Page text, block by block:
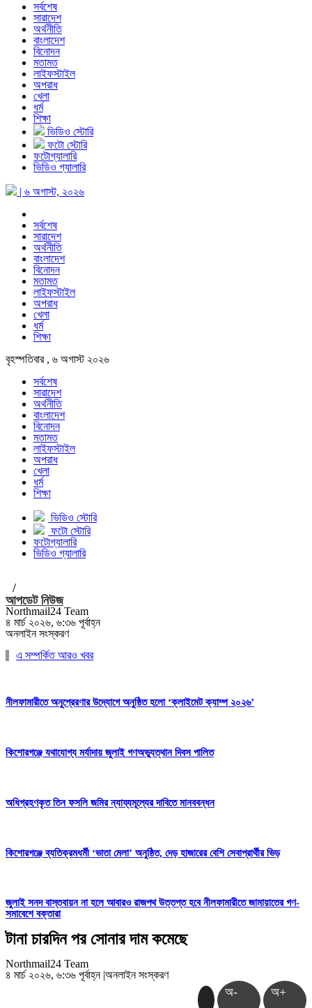
সর্বশেষ
সারাদেশ
অর্থনীতি
বাংলাদেশ
বিনোদন
মতামত
লাইফস্টাইল
অপরাধ
খেলা
ধর্ম
শিক্ষা
ভিডিও স্টোরি
ফটো স্টোরি
ফটোগ্যালারি
ভিডিও গ্যালারি
| ৬ অগাস্ট, ২০২৬
সর্বশেষ
সারাদেশ
অর্থনীতি
বাংলাদেশ
বিনোদন
মতামত
লাইফস্টাইল
অপরাধ
খেলা
ধর্ম
শিক্ষা
বৃহস্পতিবার , ৬ অগাস্ট ২০২৬
সর্বশেষ
সারাদেশ
অর্থনীতি
বাংলাদেশ
বিনোদন
মতামত
লাইফস্টাইল
অপরাধ
খেলা
ধর্ম
শিক্ষা
ভিডিও স্টোরি
ফটো স্টোরি
ফটোগ্যালারি
ভিডিও গ্যালারি
/
আপডেট নিউজ
Northmail24 Team
৪ মার্চ ২০২৬, ৬:৩৬ পূর্বাহ্ন
অনলাইন সংস্করণ
এ সম্পর্কিত আরও খবর
নীলফামারীতে অনুপ্রেরণার উদ্যোগে অনুষ্ঠিত হলো ‘ক্লাইমেট ক্যাম্প ২০২৬’
কিশোরগঞ্জে যথাযোগ্য মর্যাদায় জুলাই গণঅভ্যুত্থান দিবস পালিত
অধিগ্রহণকৃত তিন ফসলি জমির ন্যায্যমূল্যের দাবিতে মানববন্ধন
কিশোরগঞ্জে ব্যতিক্রমধর্মী ‘ভাতা মেলা’ অনুষ্ঠিত, দেড় হাজারের বেশি সেবাপ্রার্থীর ভিড়
জুলাই সনদ বাস্তবায়ন না হলে আবারও রাজপথ উত্তপ্ত হবে নীলফামারীতে জামায়াতের গণ-
সমাবেশে বক্তারা
টানা চারদিন পর সোনার দাম কমেছে
Northmail24 Team
৪ মার্চ ২০২৬, ৬:৩৬ পূর্বাহ্ন |অনলাইন সংস্করণ
অ- অ+